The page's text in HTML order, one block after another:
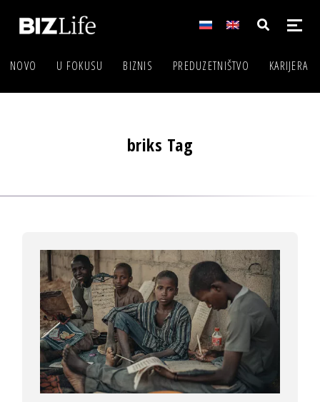
NOVO U FOKUSU BIZNIS PREDUZETNIŠTVO KARIJERA
briks Tag